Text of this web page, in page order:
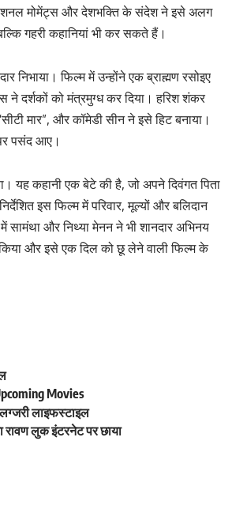
मोमेंट्स और देशभक्ति के संदेश ने इसे अलग
गहरी कहानियां भी कर सकते हैं।
निभाया। फिल्म में उन्होंने एक ब्राह्मण रसोइए
ने दर्शकों को मंत्रमुग्ध कर दिया। हरिश शंकर
मार”, और कॉमेडी सीन ने इसे हिट बनाया।
पसंद आए।
यह कहानी एक बेटे की है, जो अपने दिवंगत पिता
इस फिल्म में परिवार, मूल्यों और बलिदान
और निथ्या मेनन ने भी शानदार अभिनय
और इसे एक दिल को छू लेने वाली फिल्म के
Movies
लाइफस्टाइल
लुक इंटरनेट पर छाया